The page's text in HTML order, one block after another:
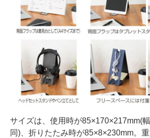
サイズは、使用時が85×170×217mm(
同)、折りたたみ時が85×8×230mm。